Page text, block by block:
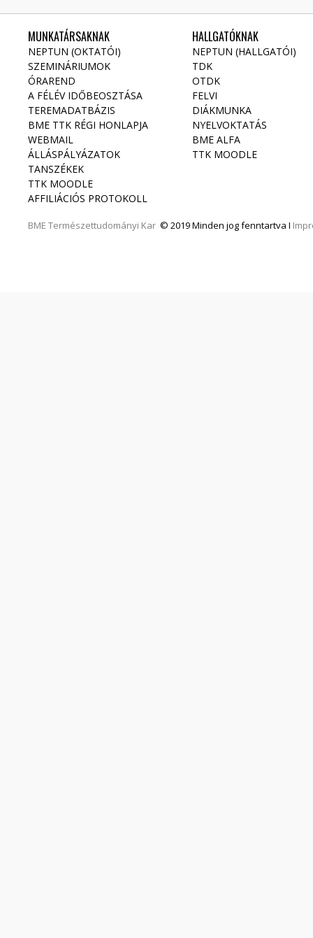
MUNKATÁRSAKNAK
NEPTUN (OKTATÓI)
SZEMINÁRIUMOK
ÓRAREND
A FÉLÉV IDŐBEOSZTÁSA
TEREMADATBÁZIS
BME TTK RÉGI HONLAPJA
WEBMAIL
ÁLLÁSPÁLYÁZATOK
TANSZÉKEK
TTK MOODLE
AFFILIÁCIÓS PROTOKOLL
BME Természettudományi Kar © 2019 Minden jog fenntartva I
HALLGATÓKNAK
NEPTUN (HALLGATÓI)
TDK
OTDK
FELVI
DIÁKMUNKA
NYELVOKTATÁS
BME ALFA
TTK MOODLE